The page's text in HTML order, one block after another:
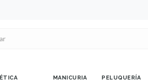
MANICURIA PELUQUERÍA